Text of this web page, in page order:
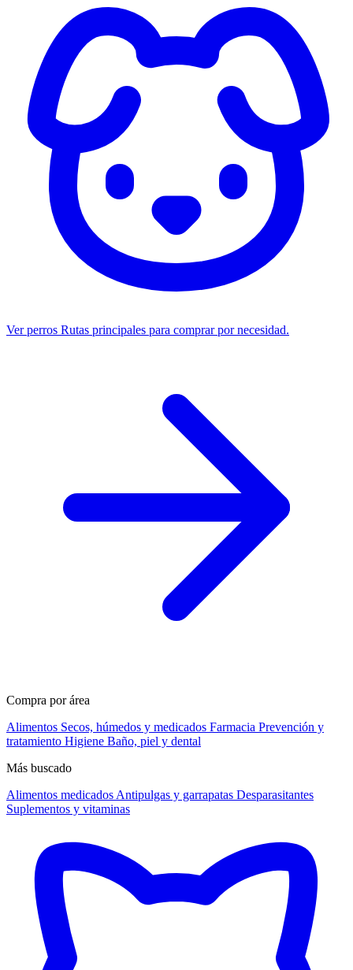
Ver perros Rutas principales para comprar por necesidad.
Compra por área
Alimentos Secos, húmedos y medicados Farmacia Prevención y
tratamiento Higiene Baño, piel y dental
Más buscado
Alimentos medicados Antipulgas y garrapatas Desparasitantes
Suplementos y vitaminas